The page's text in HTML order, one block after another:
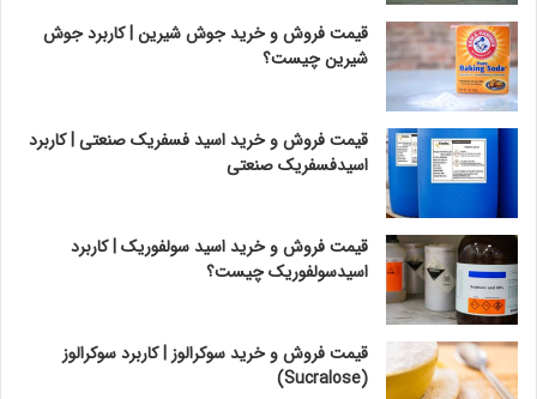
قیمت فروش و خرید جوش شیرین | کاربرد جوش
شیرین چیست؟
قیمت فروش و خرید اسید فسفریک صنعتی | کاربرد
اسیدفسفریک صنعتی
قیمت فروش و خرید اسید سولفوریک | کاربرد
اسیدسولفوریک چیست؟
قیمت فروش و خرید سوکرالوز | کاربرد سوکرالوز
(Sucralose)